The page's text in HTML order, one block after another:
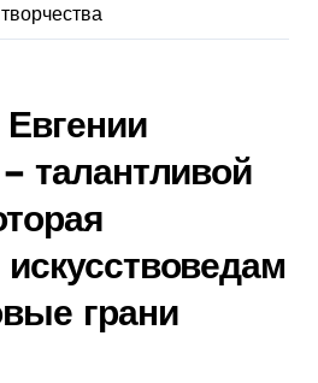
талантливой
грани